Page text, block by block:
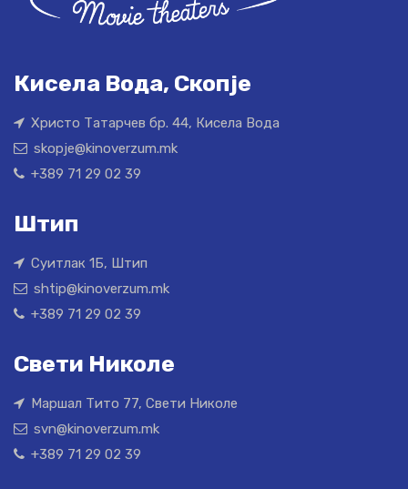
Кисела Вода, Скопје
Христо Татарчев бр. 44, Кисела Вода
skopje@kinoverzum.mk
+389 71 29 02 39
Штип
Суитлак 1Б, Штип
shtip@kinoverzum.mk
+389 71 29 02 39
Свети Николе
Маршал Тито 77, Свети Николе
svn@kinoverzum.mk
+389 71 29 02 39